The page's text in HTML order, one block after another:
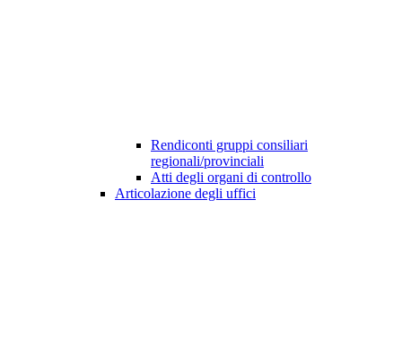
Rendiconti gruppi consiliari
regionali/provinciali
Atti degli organi di controllo
Articolazione degli uffici